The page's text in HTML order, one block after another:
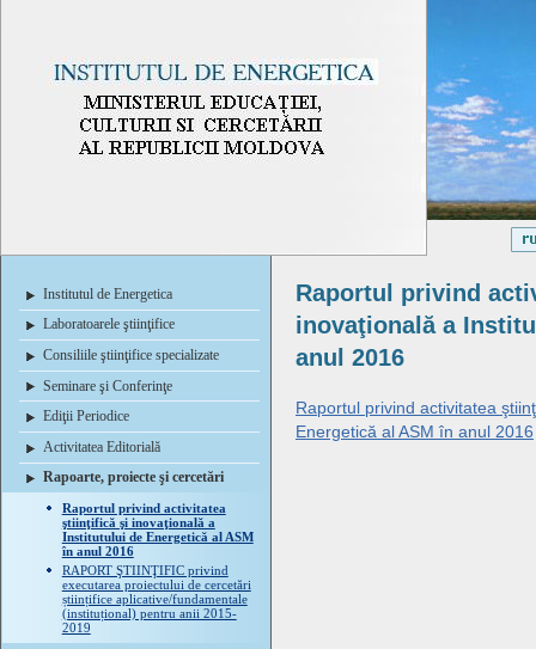
Institutul de Energetica
Laboratoarele ştiinţifice
Consiliile ştiinţifice specializate
Seminare şi Conferinţe
Ediţii Periodice
Activitatea Editorială
Rapoarte, proiecte şi cercetări
Raportul privind activitatea
ştiinţifică şi inovaţională a
Institutului de Energetică al ASM
în anul 2016
RAPORT ŞTIINŢIFIC privind
executarea proiectului de cercetări
științifice aplicative/fundamentale
(instituțional) pentru anii 2015-
2019
Raportul privind
inovaţională a
anul 2016
Raportul privind activitatea
Energetică al ASM în anul 2016